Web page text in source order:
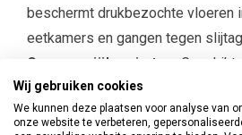
beschermt drukbezochte vloeren
eetkamers en gangen tegen
Commerciële ruimtes: Geschikt
kantoren, winkels en andere
duurzaamheid en slijtvastheid
Wij gebruiken cookies
We kunnen deze plaatsen voor analyse van
onze website te verbeteren,